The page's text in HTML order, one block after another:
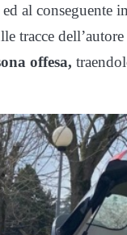
al conseguente
tracce dell’autore
offesa,